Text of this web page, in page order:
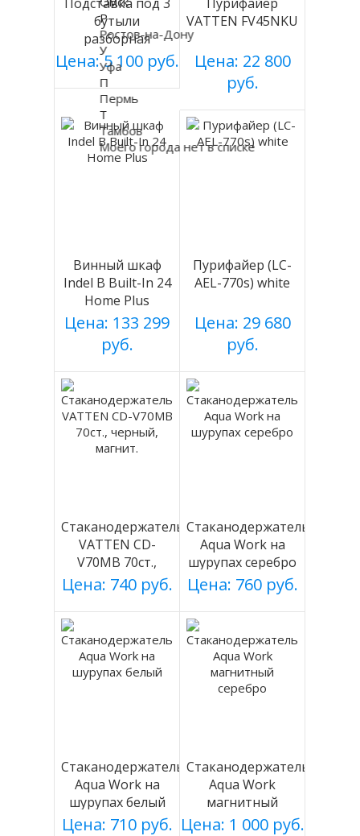
бутыли
разборная
(БЕЛАЯ), Россия
Цена: 5 100 руб.
VATTEN FV45NKU
Цена: 22 800
руб.
Винный шкаф
Indel B Built-In 24
Home Plus
Цена: 133 299
руб.
Пурифайер (LC-
AEL-770s) white
Цена: 29 680
руб.
Стаканодержатель
VATTEN CD-
V70MB 70ст.,
черный, магнит.
Цена: 740 руб.
Стаканодержатель
Aqua Work на
шурупах серебро
Цена: 760 руб.
Стаканодержатель
Aqua Work на
шурупах белый
Цена: 710 руб.
Стаканодержатель
Aqua Work
магнитный
серебро
Цена: 1 000 руб.
Р
Ростов-на-Дону
У
Уфа
П
Пермь
Т
Тамбов
Моего города нет в списке